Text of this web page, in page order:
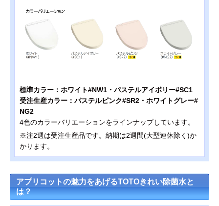
標準カラー：ホワイト#NW1・パステルアイボリー#SC1
受注生産カラー：パステルピンク#SR2・ホワイトグレー#
NG2
4色のカラーバリエーションをラインナップしています。
※注2週は受注生産品です。納期は2週間(大型連休除く)か
かります。
アプリコットの魅力をあげるTOTOきれい除菌水と
は？